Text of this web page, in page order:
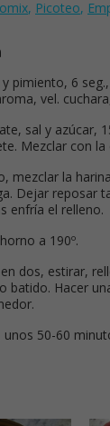
, Picoteo,
pimiento, 6
vel.
sal y azúcar,
Mezclar con
mezclar la
Dejar reposar
enfría el relleno.
a 190º.
dos, estirar,
batido. Hacer
unos 50-60